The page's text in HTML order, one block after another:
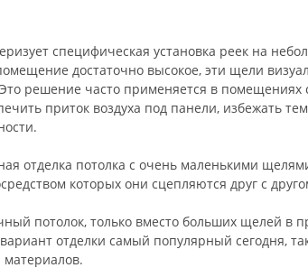
специфическая установка реек на
достаточно высокое, эти щели
решение часто применяется в
приток воздуха под панели, избежать
отделка потолка с очень маленькими
которых они сцепляются друг с
потолок, только вместо больших щелей в
отделки самый популярный сегодня,